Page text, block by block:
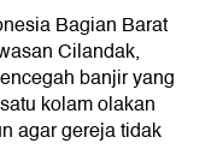
Bagian Barat
Cilandak,
banjir yang
kolam olakan
agar gereja tidak